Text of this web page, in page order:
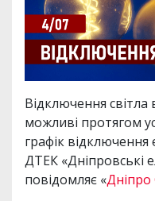
Відключення світла
можливі протягом
графік відключення
ДТЕК «Дніпровські
повідомляє «